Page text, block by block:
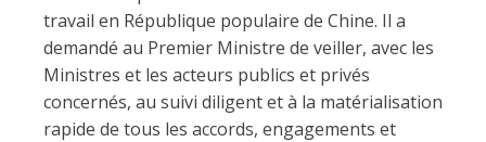
travail en République populaire de Chine. Il a
demandé au Premier Ministre de veiller, avec les
Ministres et les acteurs publics et privés
concernés, au suivi diligent et à la matérialisation
rapide de tous les accords, engagements et